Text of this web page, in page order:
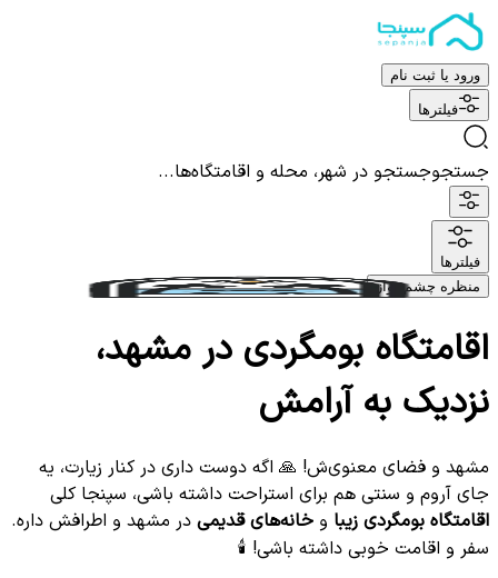
ورود یا ثبت نام
فیلترها
جستجوجستجو در شهر، محله و اقامتگاه‌ها...
فیلترها
منظره چشم نواز
اقامتگاه بومگردی در مشهد،
نزدیک به آرامش
مشهد و فضای معنوی‌ش! 🙏 اگه دوست داری در کنار زیارت، یه
جای آروم و سنتی هم برای استراحت داشته باشی، سپنجا کلی
اقامتگاه بومگردی زیبا و خانه‌های قدیمی در مشهد و اطرافش داره.
سفر و اقامت خوبی داشته باشی! 🕯️